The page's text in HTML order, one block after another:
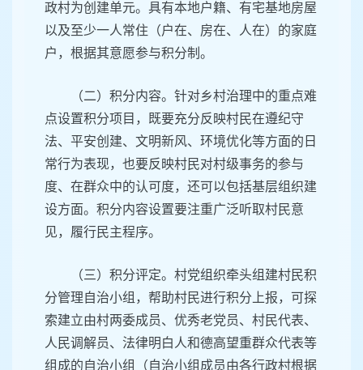
政村为创建单元。具有本地户籍、有宅基地房屋
以及至少一人常住（户在、房在、人在）的家庭
户，根据其意愿参与积分制。
（二）积分内容。针对乡村治理中的重点难
点设置积分项目，既要充分反映村民在遵纪守
法、平安创建、文明新风、环境优化等方面的日
常行为表现，也要反映村民对村级事务的参与
度、在群众中的认可度，还可以包括基层组织建
设方面。积分内容设置要注重广泛听取村民意
见，履行民主程序。
（三）积分评定。村党组织牵头组建村民积
分管理自治小组，帮助村民进行积分上报，可探
索建立由村两委成员、优秀老党员、村民代表、
人民调解员、法律明白人和德高望重群众代表等
组成的自治小组（自治小组成员由各行政村根据